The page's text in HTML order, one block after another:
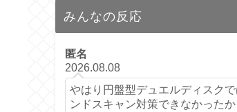
みんなの反応
匿名
2026.08.08
やはり円盤型デュエルディスクで
ンドスキャン対策できなかったか